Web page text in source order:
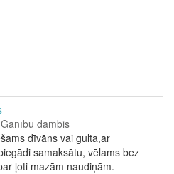
dambis
dīvāns vai gulta,ar
samaksātu, vēlams bez
ļoti mazām naudiņām.